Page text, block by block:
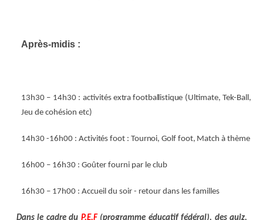
Après-midis :
13h30 – 14h30 : activitésextra footballistique (Ultimate, Tek-Ball,
Jeu de cohésion etc)
14h30 -16h00 : Activités foot : Tournoi, Golf foot, Match à thème
16h00 – 16h30 : Goûter fourni par le club
16h30 – 17h00 : Accueil du soir - retour dans les familles
Dans le cadre du P.E.F (programme éducatif fédéral), des quiz,